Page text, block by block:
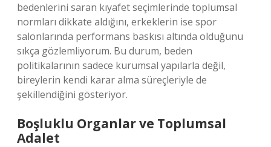
bedenlerini saran kıyafet seçimlerinde toplumsal
normları dikkate aldığını, erkeklerin ise spor
salonlarında performans baskısı altında olduğunu
sıkça gözlemliyorum. Bu durum, beden
politikalarının sadece kurumsal yapılarla değil,
bireylerin kendi karar alma süreçleriyle de
şekillendiğini gösteriyor.
Boşluklu Organlar ve Toplumsal
Adalet